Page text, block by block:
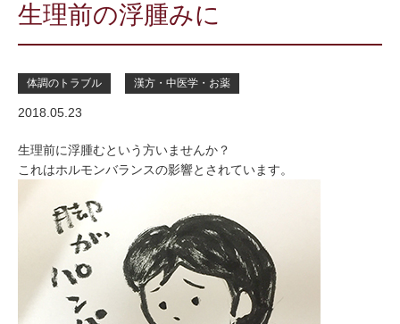
生理前の浮腫みに
体調のトラブル 漢方・中医学・お薬
2018.05.23
生理前に浮腫むという方いませんか？
これはホルモンバランスの影響とされています。